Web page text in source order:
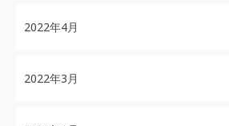
2022年4月
2022年3月